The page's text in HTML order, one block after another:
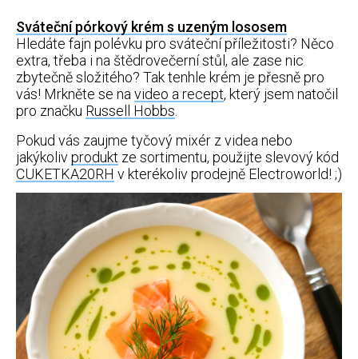
Sváteční pórkový krém s uzeným lososem
Hledáte fajn polévku pro sváteční příležitosti? Něco
extra, třeba i na štědrovečerní stůl, ale zase nic
zbytečně složitého? Tak tenhle krém je přesně pro
vás! Mrkněte se na video a recept, který jsem natočil
pro značku Russell Hobbs
Pokud vás zaujme tyčový mixér z videa nebo
jakýkolivprodukt ze sortimentu, použijte slevový kód
CUKETKA20RH v kterékoliv prodejně Electroworld! ;)